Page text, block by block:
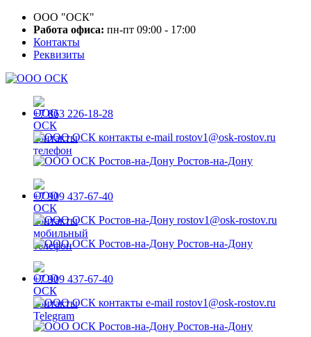
ООО "ОСК"
Работа офиса: пн-пт 09:00 - 17:00
Контакты
Реквизиты
+7 863 226-18-28
rostov1@osk-rostov.ru
Ростов-на-Дону
+7 909 437-67-40
rostov1@osk-rostov.ru
Ростов-на-Дону
+7 909 437-67-40
rostov1@osk-rostov.ru
Ростов-на-Дону